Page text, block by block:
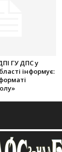
ГУ ДПС у
інформує: